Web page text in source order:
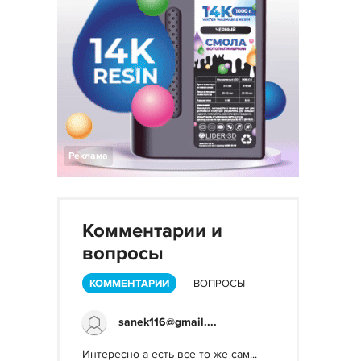
Реклама
Комментарии и
вопросы
КОММЕНТАРИИ ВОПРОСЫ
sanek116@gmail....
Интересно а есть все то же сам...